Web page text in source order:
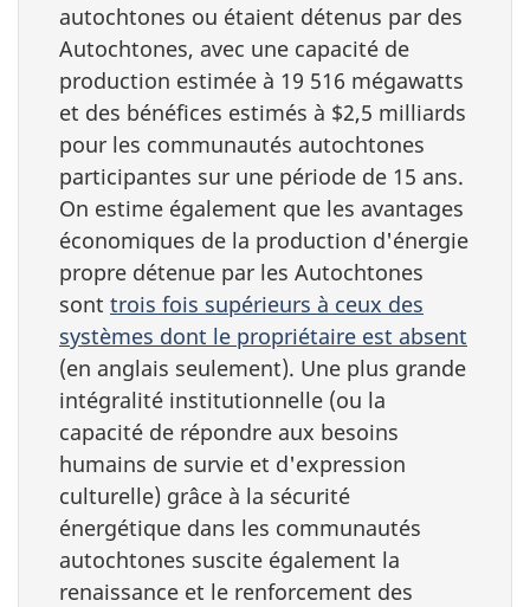
autochtones ou étaient détenus par des
Autochtones, avec une capacité de
production estimée à 19 516 mégawatts
et des bénéfices estimés à $2,5 milliards
pour les communautés autochtones
participantes sur une période de 15 ans.
On estime également que les avantages
économiques de la production d'énergie
propre détenue par les Autochtones
sont trois fois supérieurs à ceux des
systèmes dont le propriétaire est absent
(en anglais seulement). Une plus grande
intégralité institutionnelle (ou la
capacité de répondre aux besoins
humains de survie et d'expression
culturelle) grâce à la sécurité
énergétique dans les communautés
autochtones suscite également la
renaissance et le renforcement des